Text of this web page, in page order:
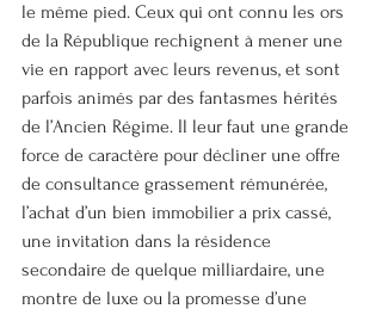
le même pied. Ceux qui ont connu les ors
de la République rechignent à mener une
vie en rapport avec leurs revenus, et sont
parfois animés par des fantasmes hérités
de l’Ancien Régime. Il leur faut une grande
force de caractère pour décliner une offre
de consultance grassement rémunérée,
l’achat d’un bien immobilier a prix cassé,
une invitation dans la résidence
secondaire de quelque milliardaire, une
montre de luxe ou la promesse d’une